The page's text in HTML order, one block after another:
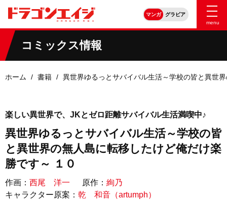
マンガ
グラビア
menu
コミックス情報
ホーム 書籍 異世界ゆるっとサバイバル生活～学校の皆と異世
楽しい異世界で、JKとゼロ距離サバイバル生活満喫中♪
異世界ゆるっとサバイバル生活～学校の皆
と異世界の無人島に転移したけど俺だけ楽
勝です～ １０
作画： 西尾 洋一 原作： 絢乃
キャラクター原案： 乾 和音（artumph）